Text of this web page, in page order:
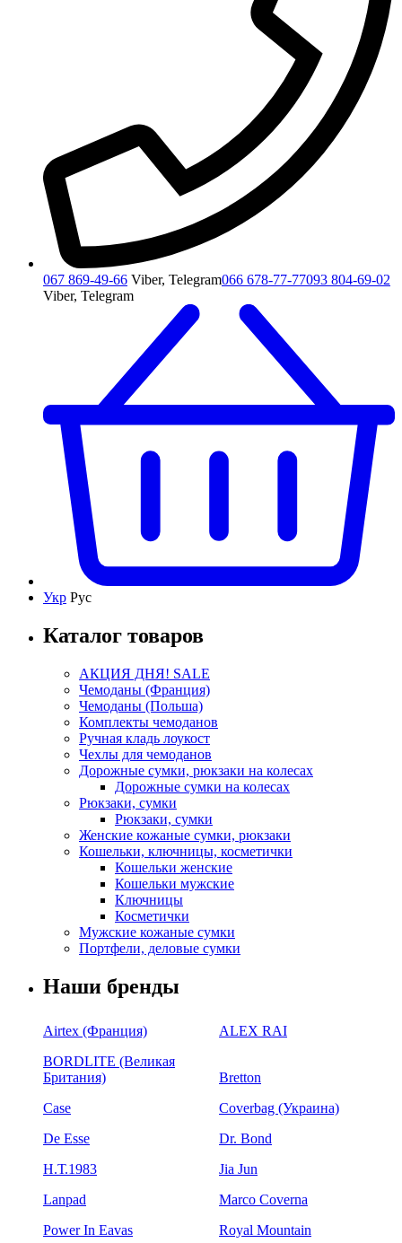
067 869-49-66 Viber, Telegram066 678-77-77093 804-69-02
Viber, Telegram
Укр Рус
Каталог товаров
АКЦИЯ ДНЯ! SALE
Чемоданы (Франция)
Чемоданы (Польша)
Комплекты чемоданов
Ручная кладь лоукост
Чехлы для чемоданов
Дорожные сумки, рюкзаки на колесах
Дорожные сумки на колесах
Рюкзаки, сумки
Рюкзаки, сумки
Женские кожаные сумки, рюкзаки
Кошельки, ключницы, косметички
Кошельки женские
Кошельки мужские
Ключницы
Косметички
Мужские кожаные сумки
Портфели, деловые сумки
Наши бренды
Airtex (Франция)
ALEX RAI
BORDLITE (Великая
Британия)
Bretton
Case
Coverbag (Украина)
De Esse
Dr. Bond
H.Т.1983
Jia Jun
Lanpad
Marco Coverna
Power In Eavas
Royal Mountain